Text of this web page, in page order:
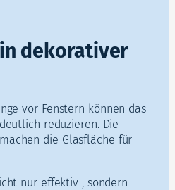
dekorativer
vor Fenstern können das
reduzieren. Die
die Glasfläche für
nur effektiv , sondern